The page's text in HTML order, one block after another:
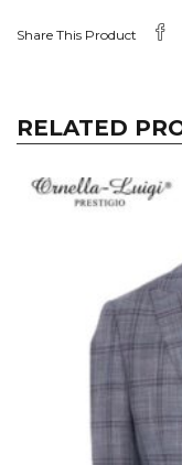
Share This Product
RELATED